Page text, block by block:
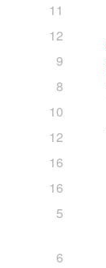
11
12
9
8
10
12
16
16
5
6